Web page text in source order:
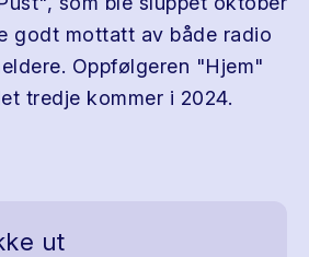
godt mottatt av både radio
Oppfølgeren "Hjem"
tredje kommer i 2024.
ut